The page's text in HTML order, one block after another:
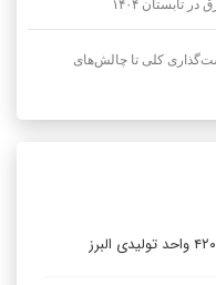
تابستان ۱۴۰۴
کلی تا چالش‌های